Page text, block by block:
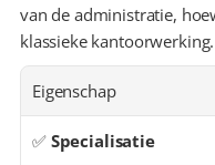
van de administratie,
klassieke kantoorwerking.
Eigenschap
✅ Specialisatie